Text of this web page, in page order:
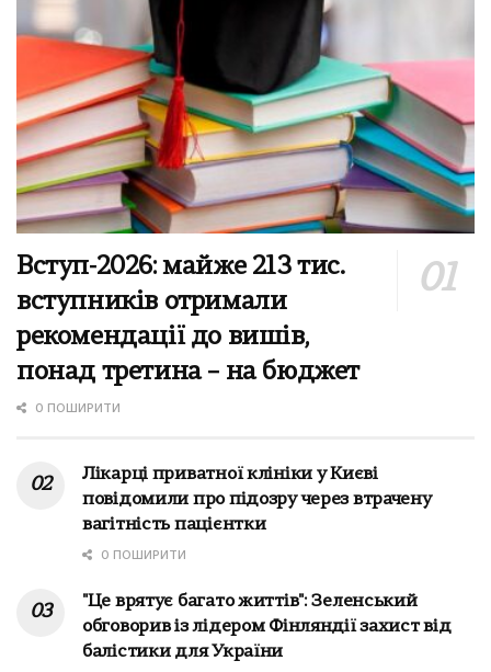
Вступ-2026: майже 213 тис.
вступників отримали
рекомендації до вишів,
понад третина – на бюджет
0 ПОШИРИТИ
Лікарці приватної клініки у Києві
повідомили про підозру через втрачену
вагітність пацієнтки
0 ПОШИРИТИ
"Це врятує багато життів": Зеленський
обговорив із лідером Фінляндії захист від
балістики для України